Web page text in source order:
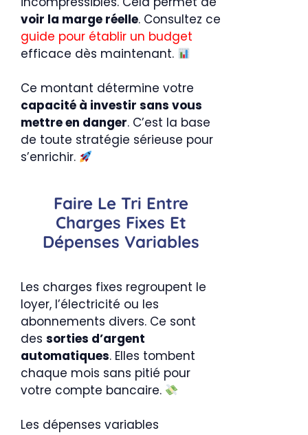
voir la marge réelle. Consultez ce
guide pour établir un budget
efficace dès maintenant.
Ce montant détermine votre
capacité à investir sans vous
mettre en danger. C’est la base
de toute stratégie sérieuse pour
s’enrichir.
Faire Le Tri Entre
Charges Fixes Et
Dépenses Variables
Les charges fixes regroupent le
loyer, l’électricité ou les
abonnements divers. Ce sont
des sorties d’argent
automatiques. Elles tombent
chaque mois sans pitié pour
votre compte bancaire.
Les dépenses variables